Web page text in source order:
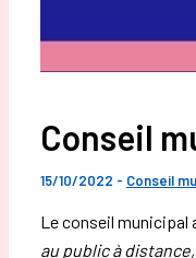
Conseil
15/10/2022 - Conseil
Le conseil municipal
au public à